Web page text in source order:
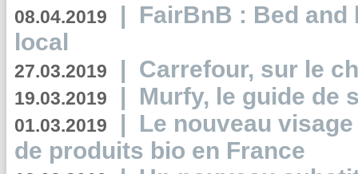
08.04.2019 | FairBnB : Bed
local
27.03.2019 | Carrefour, sur le
19.03.2019 | Murfy, le guide de
01.03.2019 | Le nouveau
de produits bio en France